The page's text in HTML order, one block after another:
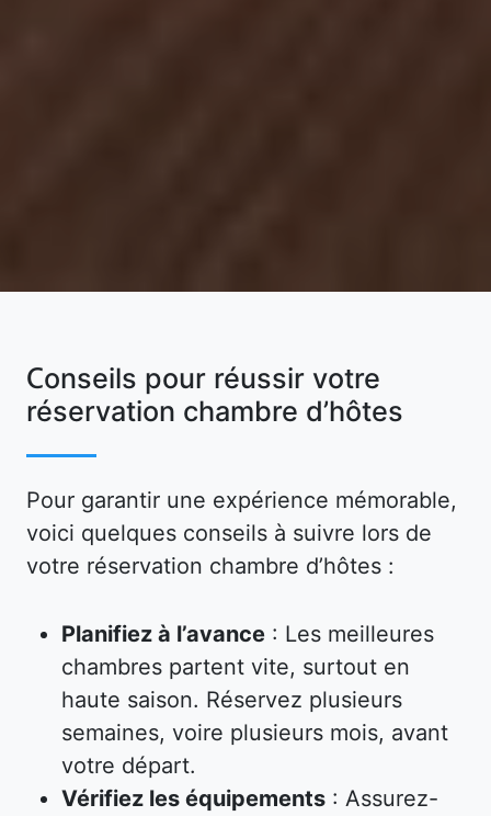
Conseils pour réussir votre
réservation chambre d’hôtes
Pour garantir une expérience mémorable,
voici quelques conseils à suivre lors de
votre réservation chambre d’hôtes :
Planifiez à l’avance : Les meilleures
chambres partent vite, surtout en
haute saison. Réservez plusieurs
semaines, voire plusieurs mois, avant
votre départ.
Vérifiez les équipements : Assurez-